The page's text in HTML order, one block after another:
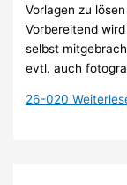
Vorlagen zu
Vorbereitend
selbst
evtl. auch
26-020